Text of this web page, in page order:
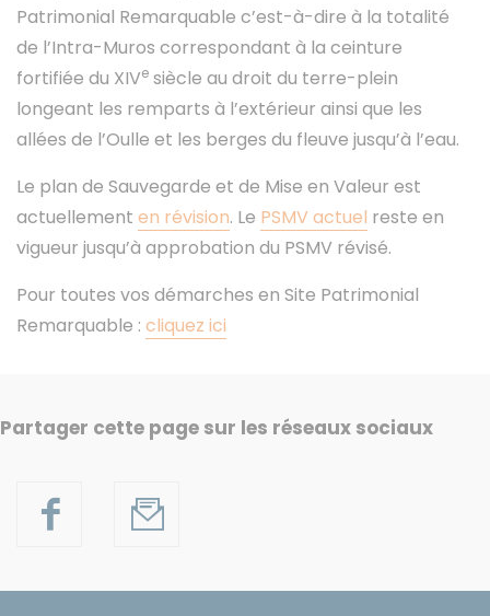
Patrimonial Remarquable c’est-à-dire à la totalité
de l’Intra-Muros correspondant à la ceinture
fortifiée du XIVe siècle au droit du terre-plein
longeant les remparts à l’extérieur ainsi que les
allées de l’Oulle et les berges du fleuve jusqu’à l’eau.
Le plan de Sauvegarde et de Mise en Valeur est
actuellement en révision. Le PSMV actuel reste en
vigueur jusqu’à approbation du PSMV révisé.
Pour toutes vos démarches en Site Patrimonial
Remarquable : cliquez ici
Partager cette page sur les réseaux sociaux